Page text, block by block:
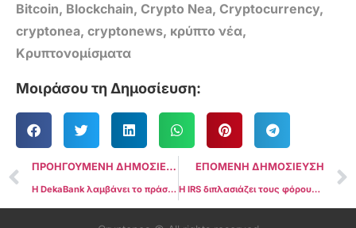
Bitcoin, Blockchain, Crypto Nea, Cryptocurrency,
cryptonea, cryptonews, κρύπτο νέα,
Κρυπτονομίσματα
Μοιράσου τη Δημοσίευση:
ΠΡΟΗΓΟΥΜΕΝΗ ΔΗΜΟΣΙΕΥΣΗ
Η DekaBank λαμβάνει το πράσινο φως από την BaFin και την ΕΚΤ για Crypto Custody
ΕΠΟΜΕΝΗ ΔΗΜΟΣΙΕΥΣΗ
Η IRS διπλασιάζει τους φόρους crypto staking